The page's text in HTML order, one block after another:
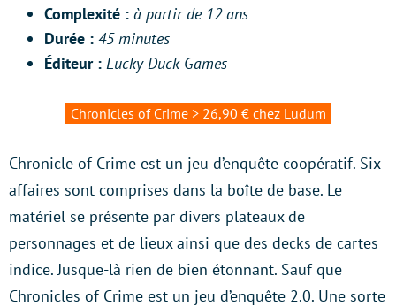
Complexité : à partir de 12 ans
Durée : 45 minutes
Éditeur : Lucky Duck Games
Chronicles of Crime > 26,90 € chez Ludum
Chronicle of Crime est un jeu d’enquête coopératif. Six
affaires sont comprises dans la boîte de base. Le
matériel se présente par divers plateaux de
personnages et de lieux ainsi que des decks de cartes
indice. Jusque-là rien de bien étonnant. Sauf que
Chronicles of Crime est un jeu d’enquête 2.0. Une sorte